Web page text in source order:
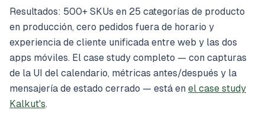
Resultados: 500+ SKUs en 25 categorías de producto
en producción, cero pedidos fuera de horario y
experiencia de cliente unificada entre web y las dos
apps móviles. El case study completo — con capturas
de la UI del calendario, métricas antes/después y la
mensajería de estado cerrado — está en el case study
Kalkut's.